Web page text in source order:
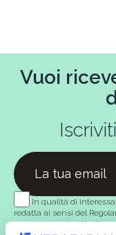
Vuoi
In qualità di
redatta ai sensi del
espressamente al